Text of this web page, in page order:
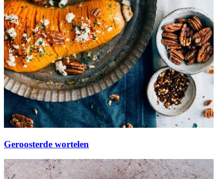
Geroosterde wortelen